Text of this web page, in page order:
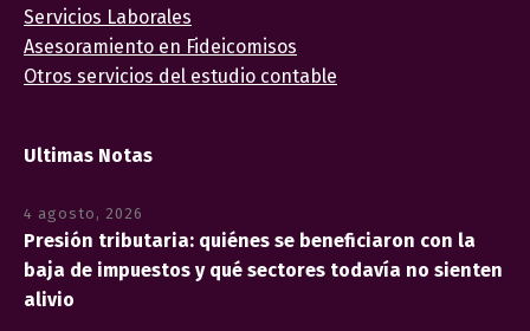
Servicios Laborales
Asesoramiento en Fideicomisos
Otros servicios del estudio contable
Ultimas Notas
4 agosto, 2026
Presión tributaria: quiénes se beneficiaron con la
baja de impuestos y qué sectores todavía no sienten
alivio